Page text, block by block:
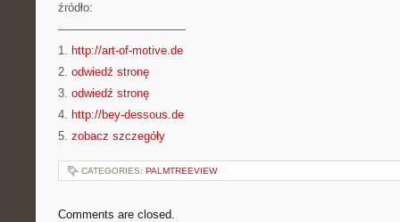
źródło:
———————————
1. http://art-of-motive.de
2. odwiedź stronę
3. odwiedź stronę
4. http://bey-dessous.de
5. zobacz szczegóły
CATEGORIES: PALMTREEVIEW
Comments are closed.